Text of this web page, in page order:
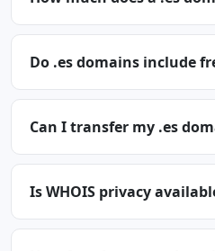
Do .es domains include
Can I transfer my .es
Is WHOIS privacy